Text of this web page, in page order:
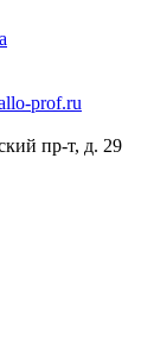
prof.ru
пр-т, д. 29